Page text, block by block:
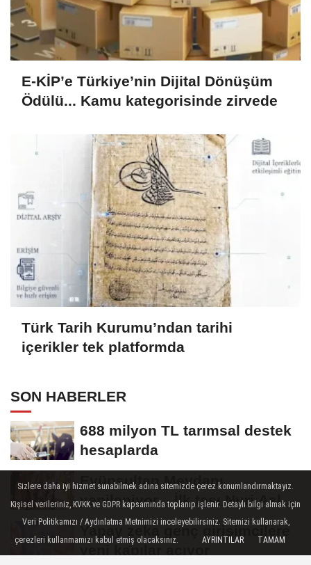
E-KİP’e Türkiye’nin Dijital Dönüşüm
Ödülü... Kamu kategorisinde zirvede
Türk Tarih Kurumu’ndan tarihi
içerikler tek platformda
SON HABERLER
688 milyon TL tarımsal destek
hesaplarda
Eyüpsultan Meydanı
yenileniyor... İlk taşı Nuri Aslan
koydu
Yapay zeka genç girişimcilere
yeni kapılar açıyor
Sizlere daha iyi hizmet sunabilmek adına sitemizde çerez konumlandırmaktayız.
Kişisel verileriniz, KVKK ve GDPR kapsamında toplanıp işlenir. Detaylı bilgi almak için
Veri Politikamızı / Aydınlatma Metnimizi inceleyebilirsiniz. Sitemizi kullanarak,
çerezleri kullanmamızı kabul etmiş olacaksınız.
AYRINTILAR TAMAM